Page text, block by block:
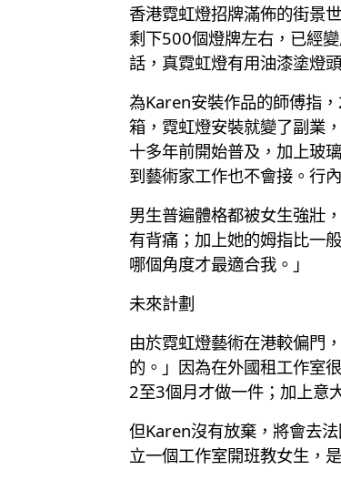
香港霓虹燈招牌滿佈的街景
剩下500個燈牌左右，已經
話，真霓虹燈有用油漆塗燈
為Karen安裝作品的師傅指
箱，霓虹燈安裝就變了副業
十多年前開始普及，加上玻
到藝術家工作也不會接。行
男生普遍體格都被女生強壯
有背痛；加上她的姆指比一
哪個角度才最適合我。」
未來計劃
由於霓虹燈藝術在港較偏門
的。」因為在外國租工作室
2至3個月才做一件；加上意
但Karen沒有放棄，將會去
立一個工作室開班教女生，